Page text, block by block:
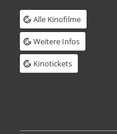
Alle Kinofilme
Weitere Infos
Kinotickets